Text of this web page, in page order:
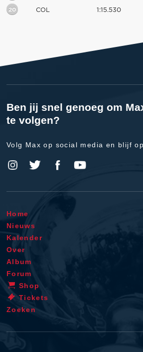
20 COL 1:15.530
Ben jij snel genoeg om
te volgen?
Volg Max op social media en blijf
Home
Nieuws
Kalender
Over
Album
Forum
Shop
Tickets
Zoeken